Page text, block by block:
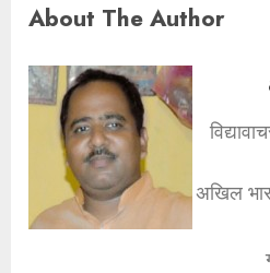
About The Author
अखिल